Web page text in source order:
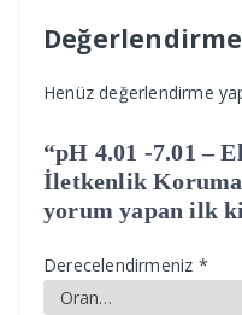
Henüz değerlendirme
“pH 4.01 -7.01 –
İletkenlik Koruma
yorum yapan ilk
Derecelendirmeniz *